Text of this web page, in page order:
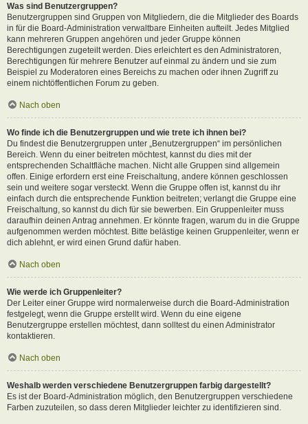
Was sind Benutzergruppen?
Benutzergruppen sind Gruppen von Mitgliedern, die die Mitglieder des Boards
in für die Board-Administration verwaltbare Einheiten aufteilt. Jedes Mitglied
kann mehreren Gruppen angehören und jeder Gruppe können
Berechtigungen zugeteilt werden. Dies erleichtert es den Administratoren,
Berechtigungen für mehrere Benutzer auf einmal zu ändern und sie zum
Beispiel zu Moderatoren eines Bereichs zu machen oder ihnen Zugriff zu
einem nichtöffentlichen Forum zu geben.
Nach oben
Wo finde ich die Benutzergruppen und wie trete ich ihnen bei?
Du findest die Benutzergruppen unter „Benutzergruppen“ im persönlichen
Bereich. Wenn du einer beitreten möchtest, kannst du dies mit der
entsprechenden Schaltfläche machen. Nicht alle Gruppen sind allgemein
offen. Einige erfordern erst eine Freischaltung, andere können geschlossen
sein und weitere sogar versteckt. Wenn die Gruppe offen ist, kannst du ihr
einfach durch die entsprechende Funktion beitreten; verlangt die Gruppe eine
Freischaltung, so kannst du dich für sie bewerben. Ein Gruppenleiter muss
daraufhin deinen Antrag annehmen. Er könnte fragen, warum du in die Gruppe
aufgenommen werden möchtest. Bitte belästige keinen Gruppenleiter, wenn er
dich ablehnt, er wird einen Grund dafür haben.
Nach oben
Wie werde ich Gruppenleiter?
Der Leiter einer Gruppe wird normalerweise durch die Board-Administration
festgelegt, wenn die Gruppe erstellt wird. Wenn du eine eigene
Benutzergruppe erstellen möchtest, dann solltest du einen Administrator
kontaktieren.
Nach oben
Weshalb werden verschiedene Benutzergruppen farbig dargestellt?
Es ist der Board-Administration möglich, den Benutzergruppen verschiedene
Farben zuzuteilen, so dass deren Mitglieder leichter zu identifizieren sind.